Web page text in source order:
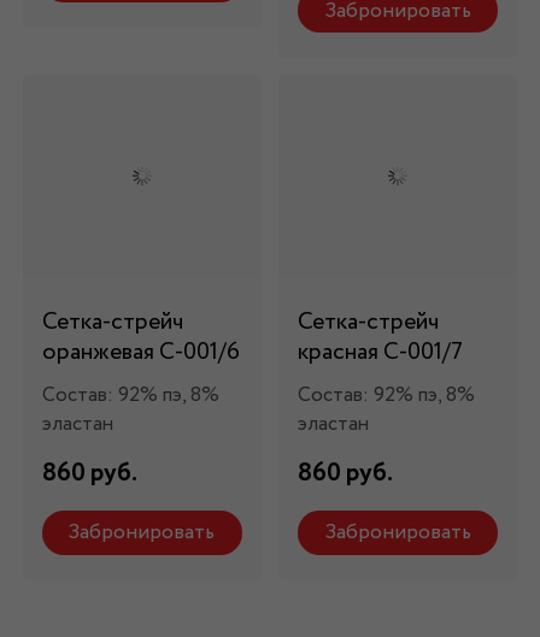
Забронировать
Сетка-стрейч
оранжевая С-001/6
Состав: 92% пэ, 8%
эластан
860 руб.
Забронировать
Сетка-стрейч
красная С-001/7
Состав: 92% пэ, 8%
эластан
860 руб.
Забронировать